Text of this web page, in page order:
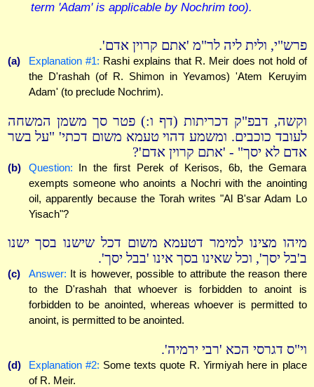
term 'Adam' is applicable by Nochrim too).
פרש"י, ולית ליה לר"מ 'אתם קרוין אדם'.
(a) Explanation #1: Rashi explains that R. Meir does not hold of
the D'rashah (of R. Shimon in Yevamos) 'Atem Keruyim
Adam' (to preclude Nochrim).
וקשה, דבפ"ק דכריתות (דף ו:) פטר סך משמן המשחה
לעובד כוכבים. ומשמע דהוי טעמא משום דכתי' "על בשר
אדם לא יסך" - 'אתם קרוין אדם'?
(b) Question: In the first Perek of Kerisos, 6b, the Gemara
exempts someone who anoints a Nochri with the anointing
oil, apparently because the Torah writes "Al B'sar Adam Lo
Yisach"?
מיהו מצינו למימר דטעמא משום דכל שישנו בסך ישנו
ב'בל יסך', וכל שאינו בסך אינו 'בבל יסך'.
(c) Answer: It is however, possible to attribute the reason there
to the D'rashah that whoever is forbidden to anoint is
forbidden to be anointed, whereas whoever is permitted to
anoint, is permitted to be anointed.
וי"ס דגרסי הכא 'רבי ירמיה'.
(d) Explanation #2: Some texts quote R. Yirmiyah here in place
of R. Meir.